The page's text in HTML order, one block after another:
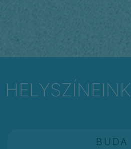
HELYSZÍNEINK
BUDA